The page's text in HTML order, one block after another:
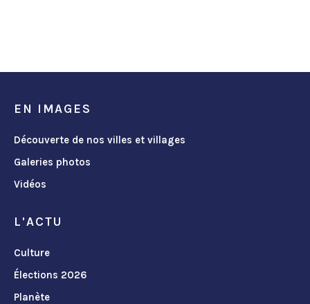
EN IMAGES
Découverte de nos villes et villages
Galeries photos
Vidéos
L'ACTU
Culture
Élections 2026
Planète